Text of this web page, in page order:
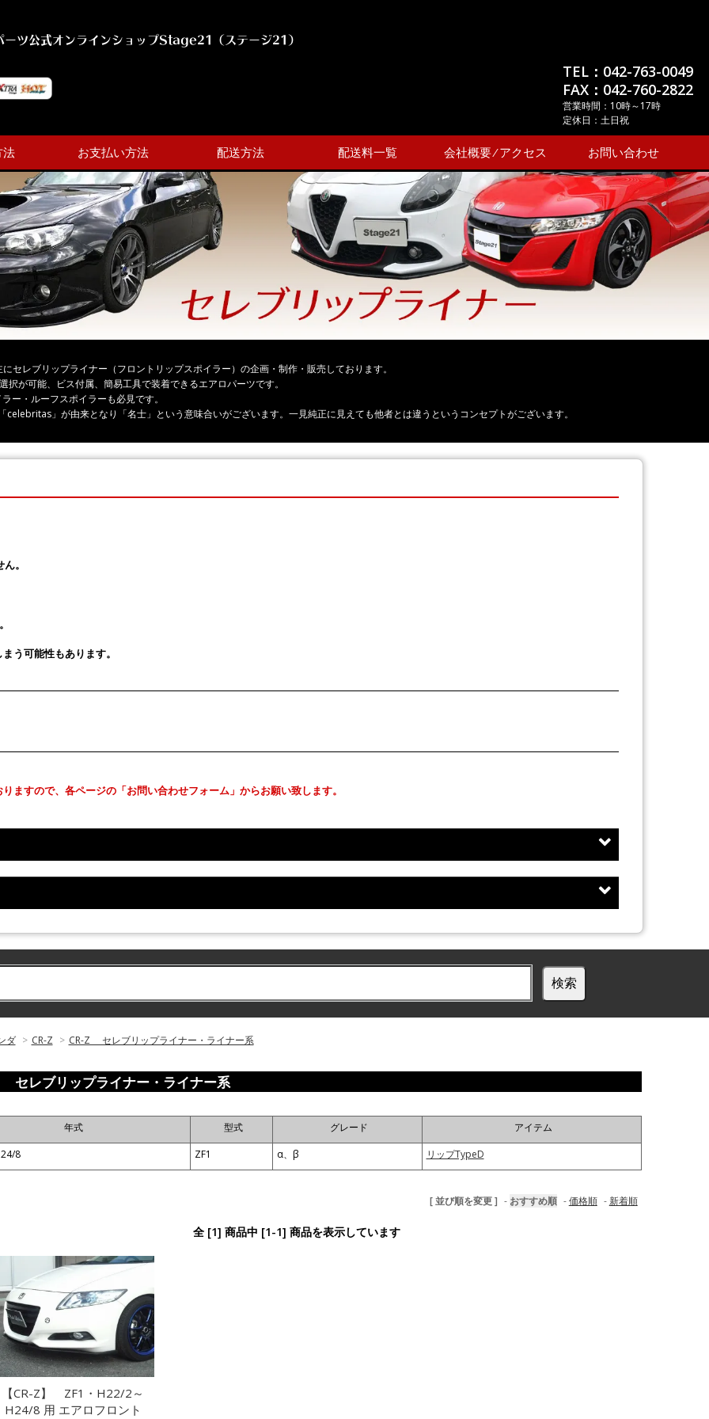
ツ公式オンラインショップStage21（ステージ21）
TEL：042-763-0049
FAX：042-760-2822
営業時間：10時～17時
定休日：土日祝
法 お支払い方法 配送方法 配送料一覧 会社概要 ⁄ アクセス お問い合わせ
レブリップライナー（フロントリップスポイラー）の企画・制作・販売しております。
が可能、ビス付属、簡易工具で装着できるエアロパーツです。
ー・ルーフスポイラーも必見です。
」が由来となり「名士」という意味合いがございます。一見純正に見えても他者とは違うというコンセプトがございます。
。
う可能性もあります。
ますので、各ページの「お問い合わせフォーム」からお願い致します。
ダ > CR-Z > CR-Z セレブリップライナー・ライナー系
セレブリップライナー・ライナー系
年式 型式 グレード
アイテム
8
ZF1 α、β リップTypeD
[ 並び順を変更 ] - おすすめ順 -価格順 -新着順
全 [1] 商品中 [1-1] 商品を表示しています
【CR-Z】 ZF1・H22/2～
H24/8 用 エアロフロント